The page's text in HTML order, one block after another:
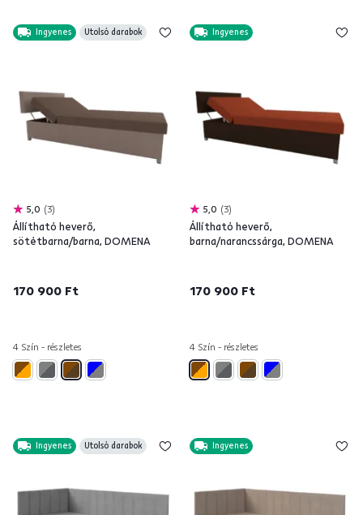
Ingyenes Utolsó darabok
5,0 3
Állítható heverő,
sötétbarna/barna, DOMENA
170 900 Ft
4 Szín - részletes
Ingyenes
5,0 3
Állítható heverő,
barna/narancssárga, DOMENA
170 900 Ft
4 Szín - részletes
Ingyenes Utolsó darabok Ingyenes